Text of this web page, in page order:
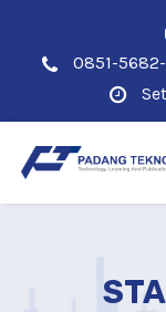
0851-